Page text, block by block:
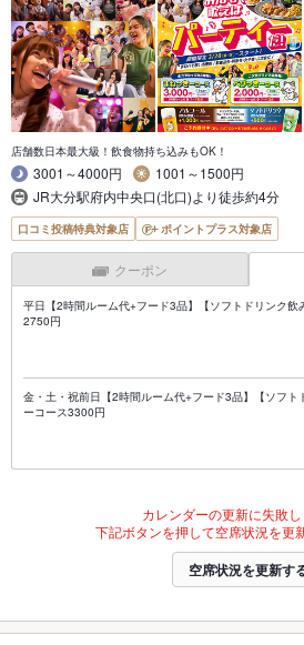
店舗数日本最大級！飲食物持ち込みもOK！
3001～4000円
1001～1500円
JR大分駅府内中央口(北口)より徒歩約4分
口コミ投稿特典対象店 ポイントプラス対象店
クーポン
平日【2時間ルーム代+フード3品】【ソフトドリンク飲
2750円
金・土・祝前日【2時間ルーム代+フード3品】【ソフト
ーコース3300円
カレンダーの更新に失敗し
下記ボタンを押して空席状況を更
空席状況を更新す